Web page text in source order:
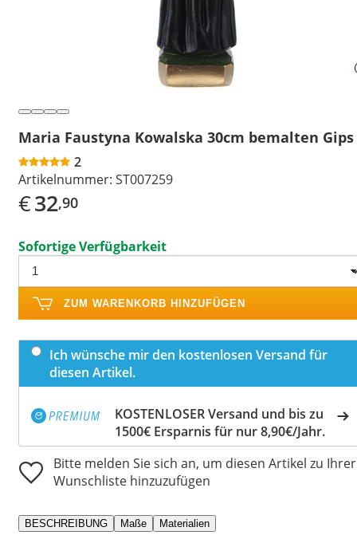
Maria Faustyna Kowalska 30cm bemalten Gips
2
Artikelnummer: ST007259
€32,90
Sofortige Verfügbarkeit
ZUM WARENKORB HINZUFÜGEN
Ich wünsche mir den kostenlosen Versand für
diesen Artikel.
KOSTENLOSER Versand und bis zu
1500€ Ersparnis für nur 8,90€/Jahr.
Bitte melden Sie sich an, um diesen Artikel zu Ihrer
Wunschliste hinzuzufügen
BESCHREIBUNG Maße Materialien